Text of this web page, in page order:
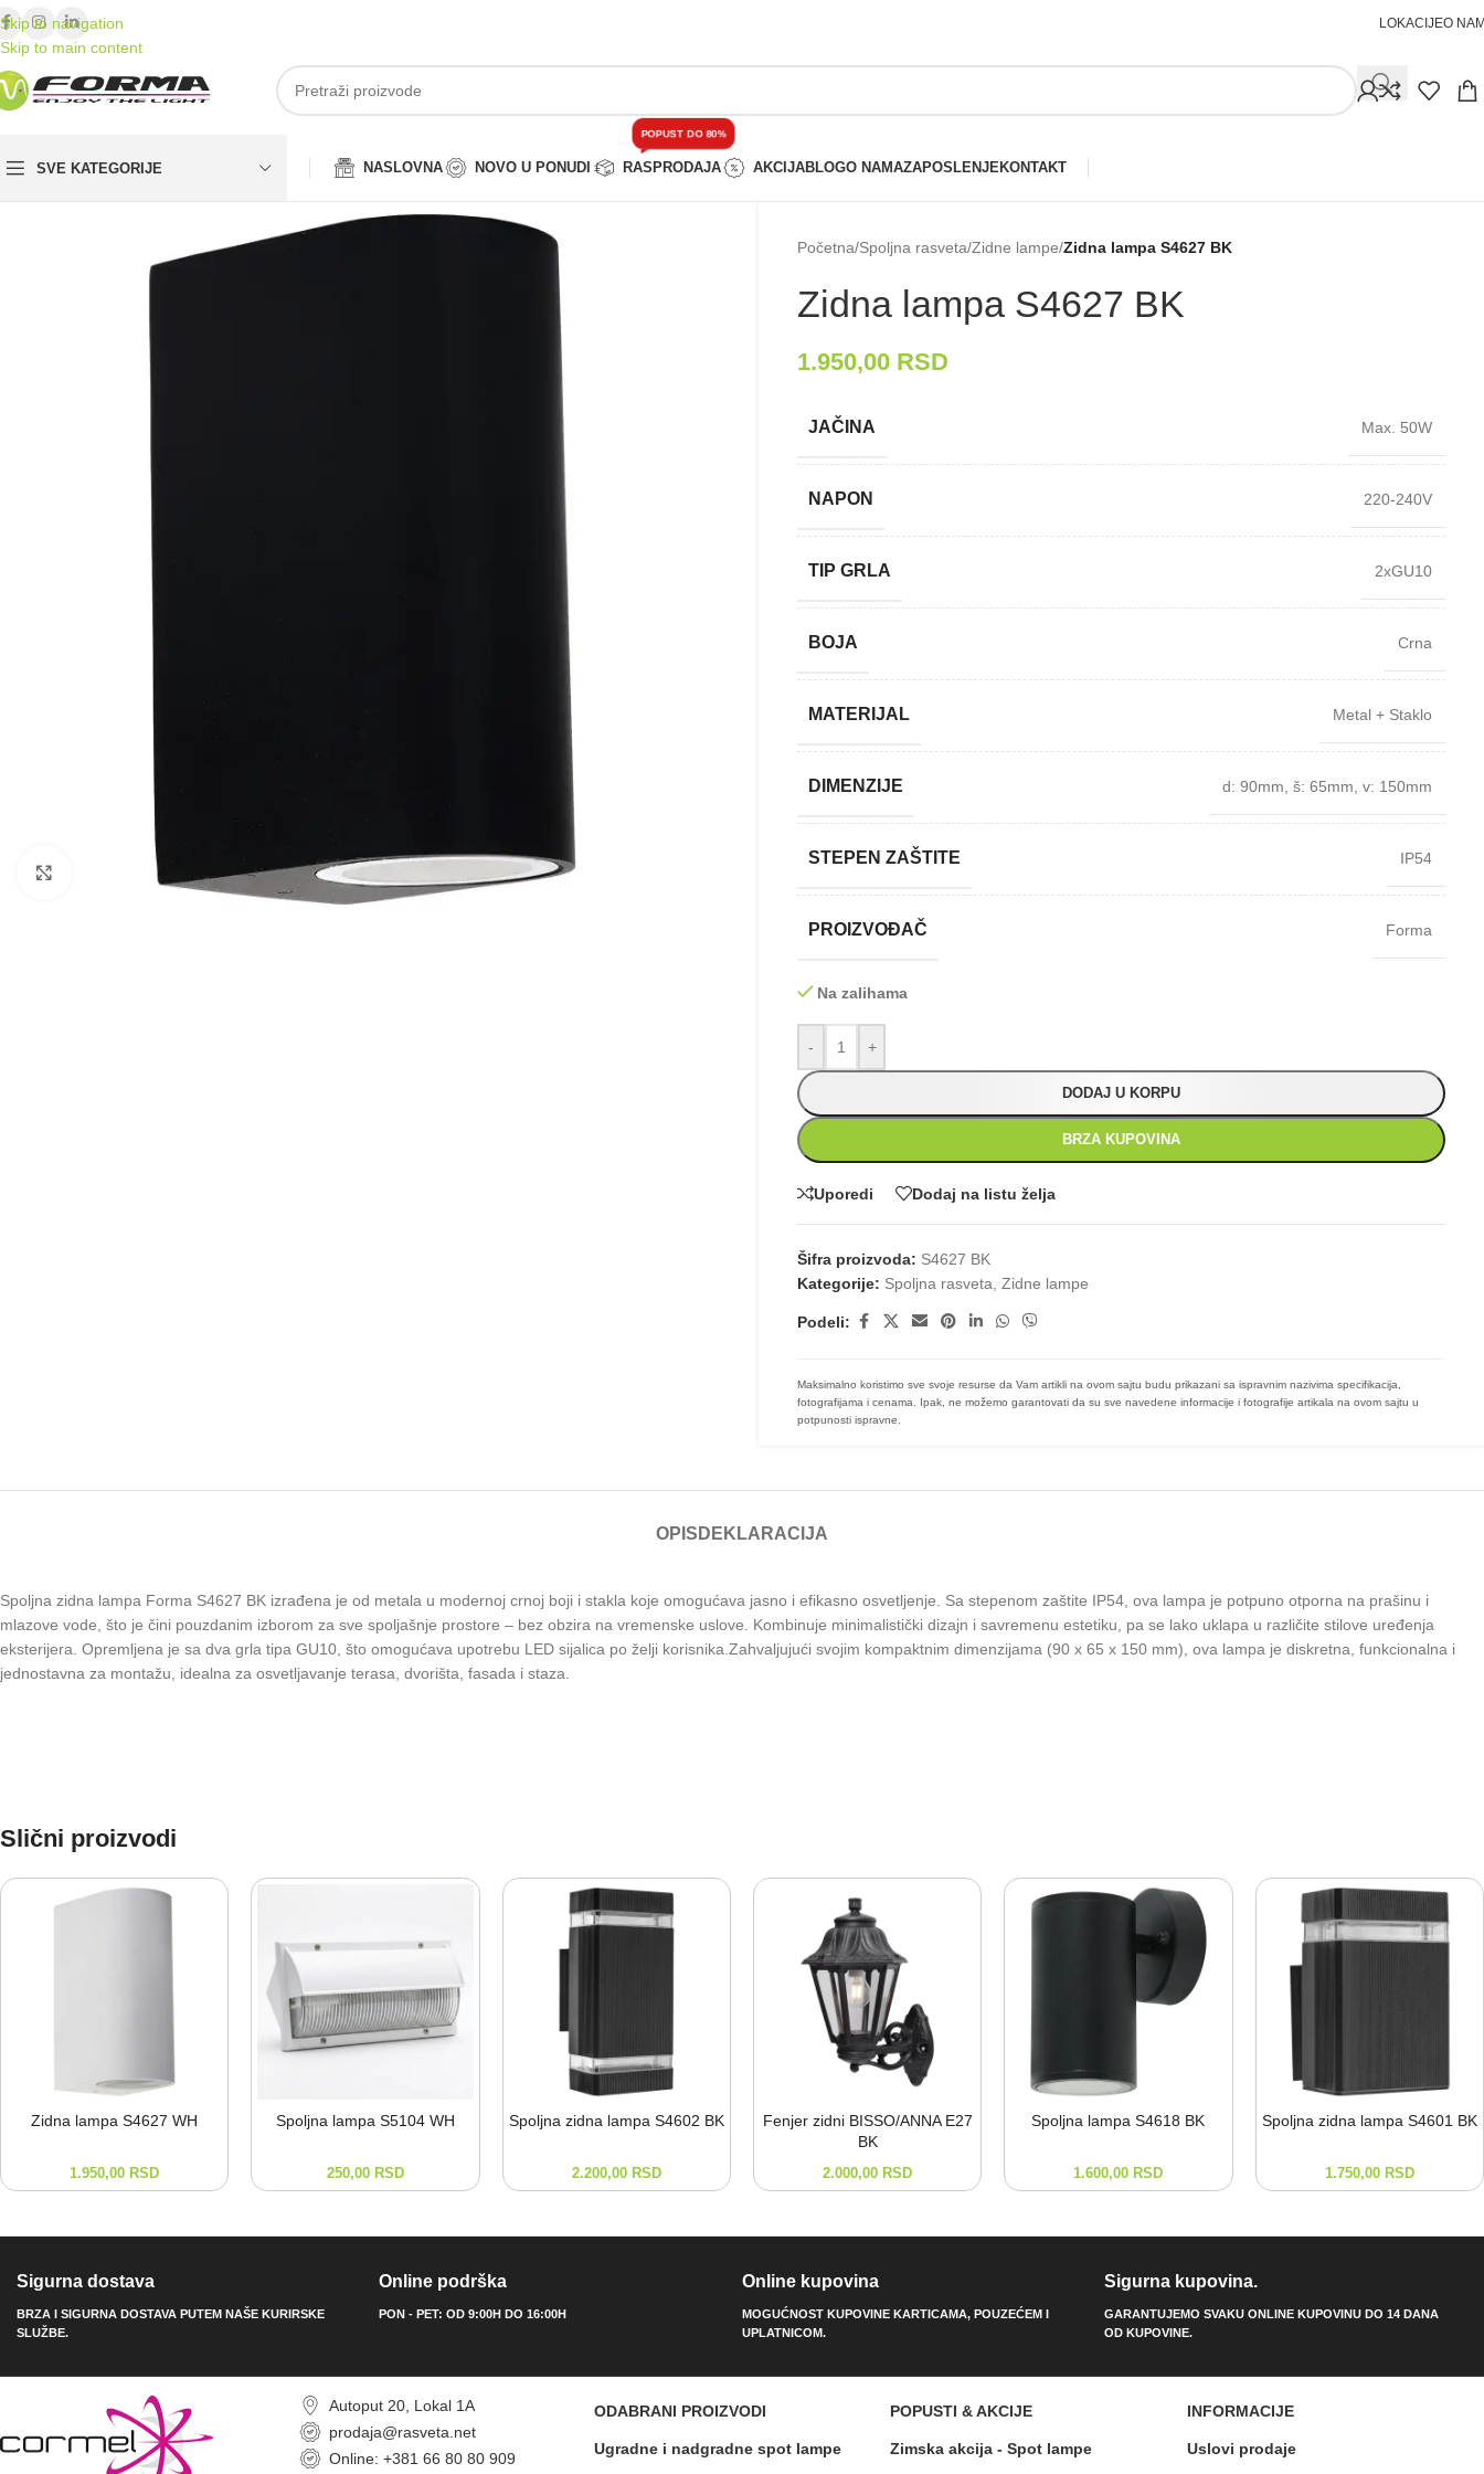
Skip to navigation
Skip to main content
LOKACIJEO
SVE KATEGORIJE NASLOVNA NOVO U PONUDI RASPRODAJA
POPUST DO 80%
AKCIJABLOGO NAMAZAPOSLENJEKONTAKT
Klikni da uveličaš
Početna/Spoljna rasveta/Zidne lampe/Zidna lampa S4627 BK
Zidna lampa S4627 BK
1.950,00 RSD
JAČINA Max. 50W
NAPON 220-240V
TIP GRLA 2xGU10
BOJA Crna
MATERIJAL Metal + Staklo
DIMENZIJE d: 90mm š: 65mm v: 150mm
STEPEN ZAŠTITE IP54
PROIZVOĐAČ Forma
Na zalihama
- +
DODAJ U KORPU
BRZA KUPOVINA
Uporedi Dodaj na listu želja
Šifra proizvoda: S4627 BK
Kategorije: Spoljna rasveta Zidne lampe
Podeli:
Maksimalno koristimo sve svoje resurse da Vam artikli na ovom sajtu budu prikazani sa ispravnim nazivima specifikacija,
fotografijama i cenama. Ipak, ne možemo garantovati da su sve navedene informacije i fotografije artikala na ovom sajtu u
potpunosti ispravne.
OPIS DEKLARACIJA
Spoljna zidna lampa Forma S4627 BK izrađena je od metala u modernoj crnoj boji i stakla koje omogućava jasno i efikasno osvetljenje. Sa stepenom zaštite IP54, ova lampa je potpuno otporna na prašinu i
mlazove vode, što je čini pouzdanim izborom za sve spoljašnje prostore – bez obzira na vremenske uslove. Kombinuje minimalistički dizajn i savremenu estetiku, pa se lako uklapa u različite stilove uređenja
eksterijera. Opremljena je sa dva grla tipa GU10, što omogućava upotrebu LED sijalica po želji korisnika.Zahvaljujući svojim kompaktnim dimenzijama (90 x 65 x 150 mm), ova lampa je diskretna, funkcionalna i
jednostavna za montažu, idealna za osvetljavanje terasa, dvorišta, fasada i staza.
Slični proizvodi
Zidna lampa S4627 WH
1.950,00 RSD
Spoljna lampa S5104 WH
250,00 RSD
Spoljna zidna lampa S4602 BK
2.200,00 RSD
Fenjer zidni BISSO/ANNA E27
BK
2.000,00 RSD
Spoljna lampa S4618 BK
1.600,00 RSD
Spoljna zidna lampa S4601 BK
1.750,00 RSD
Sigurna dostava
BRZA I SIGURNA DOSTAVA PUTEM NAŠE KURIRSKE
SLUŽBE.
Online podrška
PON - PET: OD 9:00H DO 16:00H
Online kupovina
MOGUĆNOST KUPOVINE KARTICAMA, POUZEĆEM I
UPLATNICOM.
Sigurna kupovina.
GARANTUJEMO SVAKU ONLINE KUPOVINU DO 14 DANA
OD KUPOVINE.
Autoput 20, Lokal 1A
prodaja@rasveta.net
Online: +381 66 80 80 909
ODABRANI PROIZVODI
Ugradne i nadgradne spot lampe
POPUSTI & AKCIJE
Zimska akcija - Spot lampe
INFORMACIJE
Uslovi prodaje